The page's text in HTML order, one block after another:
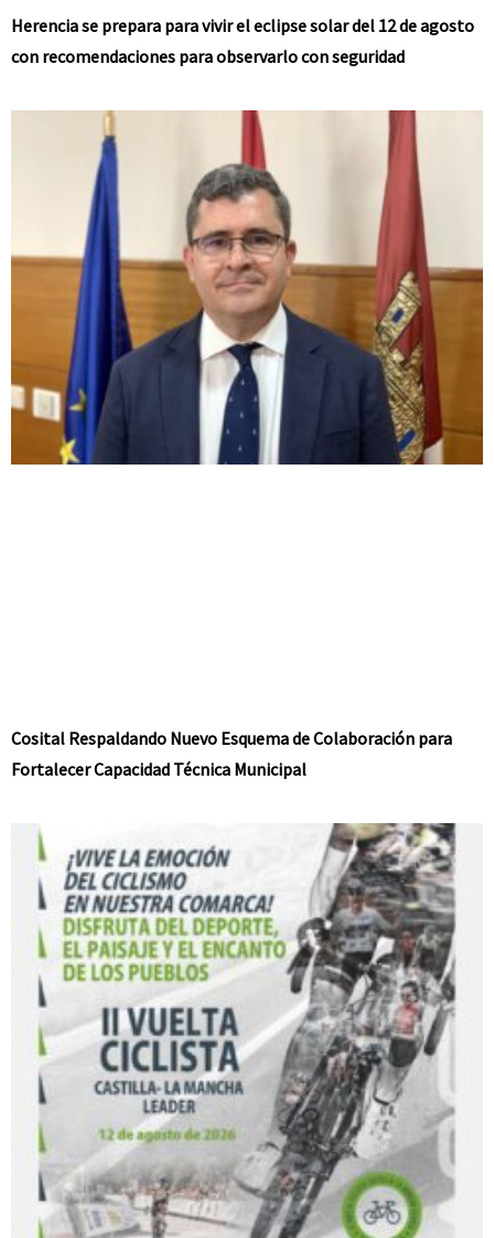
Herencia se prepara para vivir el eclipse solar del 12 de agosto
con recomendaciones para observarlo con seguridad
Cosital Respaldando Nuevo Esquema de Colaboración para
Fortalecer Capacidad Técnica Municipal